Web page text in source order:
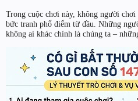
Trong cuộc chơi này, không người
bức tranh phổ điểm từ đầu. Những
không ai khác chính là chúng ta –